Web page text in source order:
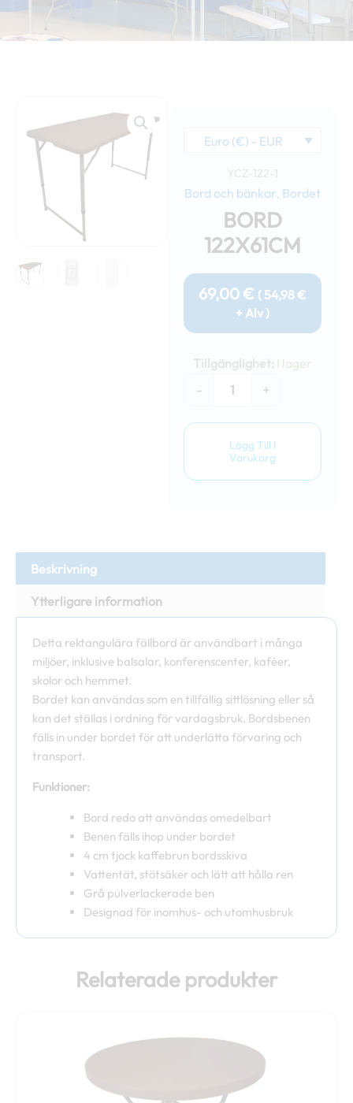
Euro (€) - EUR
YCZ-122-1
Bord och bänkar, Bordet
BORD
122X61CM
69,00 € ( 54,98€
+ Alv )
Tillgänglighet: I lager
-
122x61cm
mängd
+
Lägg Till I
Varukorg
Beskrivning
Ytterligare information
Detta rektangulära fällbord är användbart i många
miljöer, inklusive balsalar, konferenscenter, kaféer,
skolor och hemmet.
Bordet kan användas som en tillfällig sittlösning eller så
kan det ställas i ordning för vardagsbruk. Bordsbenen
fälls in under bordet för att underlätta förvaring och
transport.
Funktioner:
Bord redo att användas omedelbart
Benen fälls ihop under bordet
4 cm tjock kaffebrun bordsskiva
Vattentät, stötsäker och lätt att hålla ren
Grå pulverlackerade ben
Designad för inomhus- och utomhusbruk
Relaterade produkter